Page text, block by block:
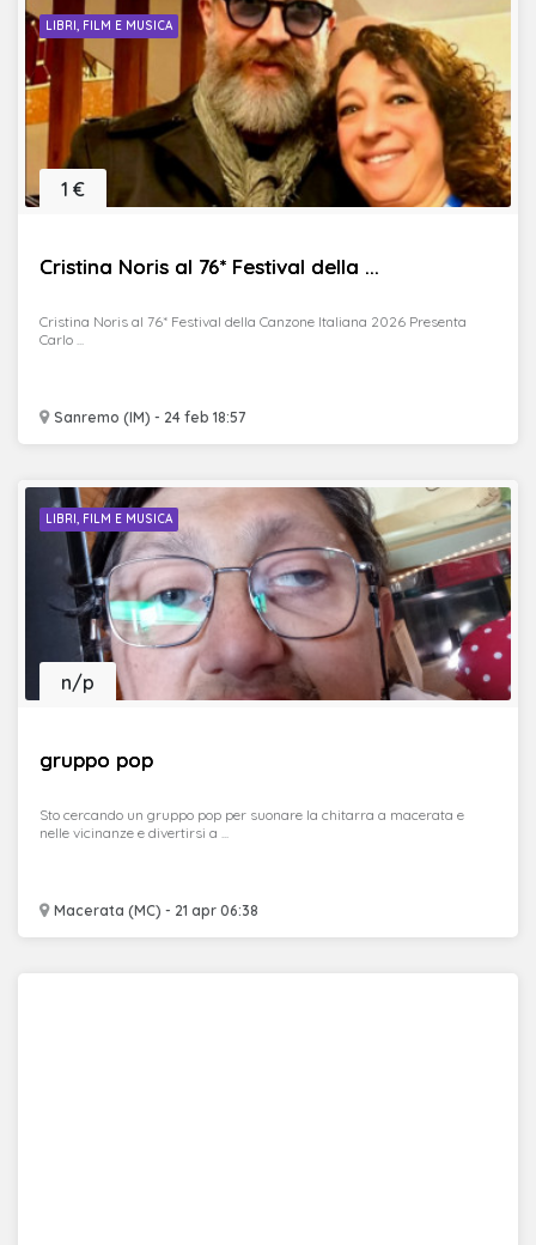
LIBRI, FILM E MUSICA
Cristina Noris al 76* Festival della ...
Sanremo (IM) - 24 feb 18:57
1 €
Cristina Noris al 76* Festival della Canzone Italiana 2026 Presenta
Carlo ...
LIBRI, FILM E MUSICA
gruppo pop
Macerata (MC) - 21 apr 06:38
n/p
Sto cercando un gruppo pop per suonare la chitarra a macerata e
nelle vicinanze e divertirsi a ...